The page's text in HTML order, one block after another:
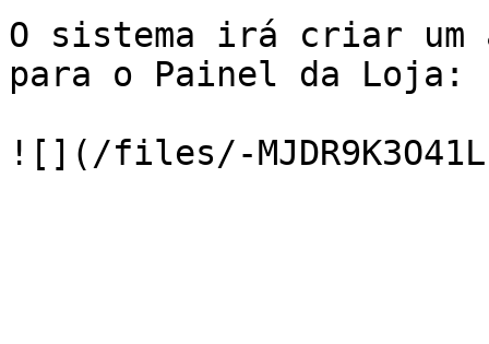
O sistema irá criar um
para o Painel da Loja: